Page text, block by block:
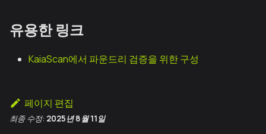
유용한 링크
KaiaScan에서 파운드리 검증을 위한 구성
페이지 편집
최종 수정: 2025년 8월 11일